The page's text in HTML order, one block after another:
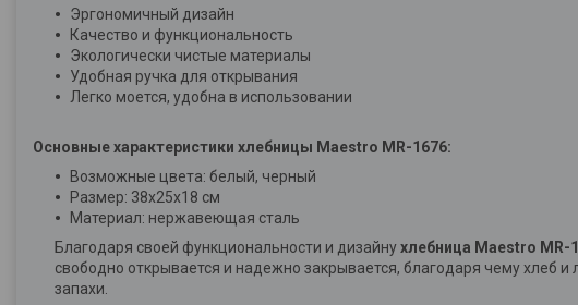
Эргономичный дизайн
Качество и функциональность
Экологически чистые материалы
Удобная ручка для открывания
Легко моется, удобна в использовании
Основные характеристики хлебницы Maestro MR-1676:
Возможные цвета: белый, черный
Размер: 38х25х18 см
Материал: нержавеющая сталь
Благодаря своей функциональности и дизайнухлебница Maestro MR-
свободно открывается и надежно закрывается, благодаря чему хлеб
запахи.